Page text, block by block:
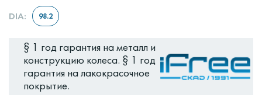
DIA:
§ 1 год гарантия на металл и
конструкцию колеса. § 1 год
гарантия на лакокрасочное
покрытие.